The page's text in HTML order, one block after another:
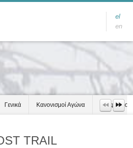
el
en
Γενικά Κανονισμοί Αγώνα Τροφοδοσία
TRAIL